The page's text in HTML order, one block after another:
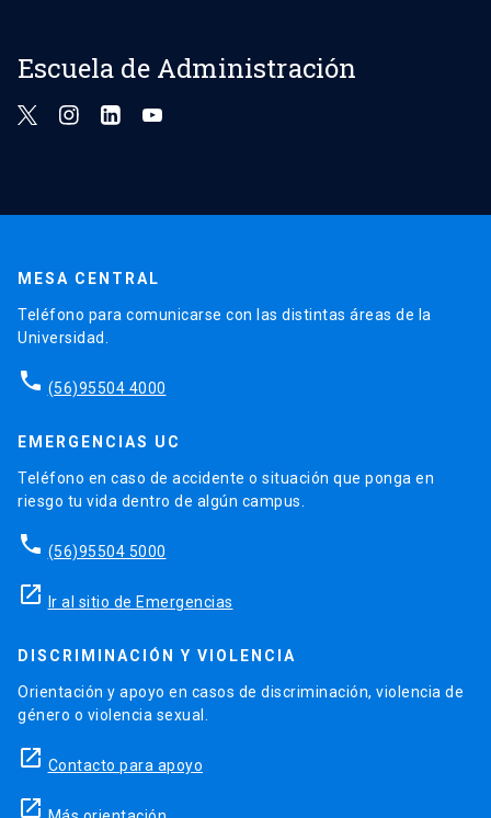
Escuela de Administración
MESA CENTRAL
Teléfono para comunicarse con las distintas áreas de la
Universidad.
phone (56)95504 4000
EMERGENCIAS UC
Teléfono en caso de accidente o situación que ponga en
riesgo tu vida dentro de algún campus.
phone (56)95504 5000
launch Ir al sitio de Emergencias
DISCRIMINACIÓN Y VIOLENCIA
Orientación y apoyo en casos de discriminación, violencia de
género o violencia sexual.
launch Contacto para apoyo
launch